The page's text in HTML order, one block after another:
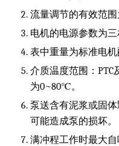
流量调节的有效范围
电机的电源参数为三
表中重量为标准电机
介质温度范围：PTC
为0~80℃。
泵送含有泥浆或固
可能造成泵的损坏。
满冲程工作时最大自